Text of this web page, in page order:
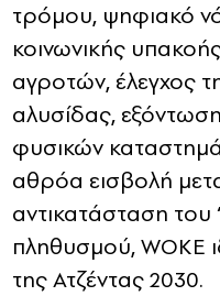
τρόμου, ψηφιακό
κοινωνικής
αγροτών, έλεγχος
αλυσίδας,
φυσικών
αθρόα εισβολή
αντικατάσταση
πληθυσμού, WOKE
της Ατζέντας 2030.